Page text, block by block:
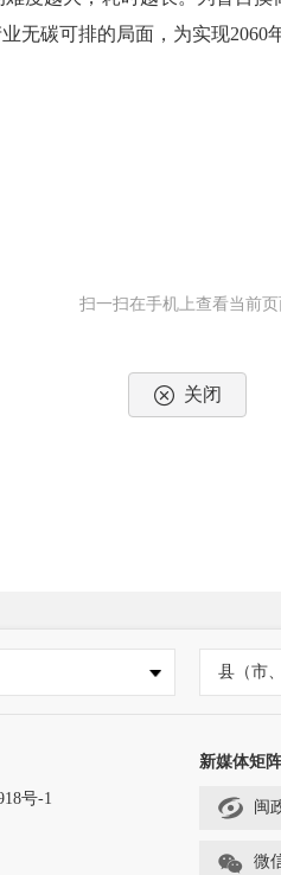
碳可排的局面，为实现2060
扫一扫在手机上查看当前
关闭
县（市
号-1
新媒体矩阵
闽
微